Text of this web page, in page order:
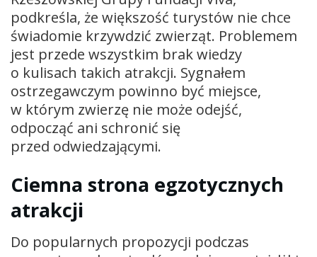
podkreśla, że większość turystów nie chce
świadomie krzywdzić zwierząt. Problemem
jest przede wszystkim brak wiedzy
o kulisach takich atrakcji. Sygnałem
ostrzegawczym powinno być miejsce,
w którym zwierzę nie może odejść,
odpocząć ani schronić się
przed odwiedzającymi.
Ciemna strona egzotycznych
atrakcji
Do popularnych propozycji podczas